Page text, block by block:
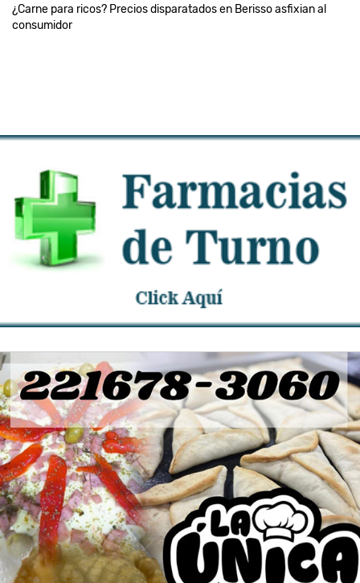
¿Carne para ricos? Precios disparatados en Berisso asfixian al
consumidor